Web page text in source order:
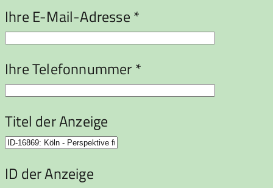
Ihre E-Mail-Adresse *
Ihre Telefonnummer *
Titel der Anzeige
ID der Anzeige